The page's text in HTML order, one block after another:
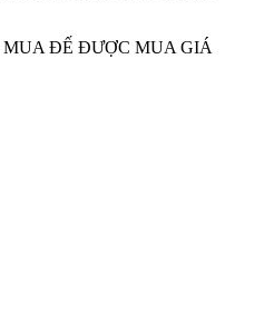
MUA ĐẾ ĐƯỢC MUA GIÁ